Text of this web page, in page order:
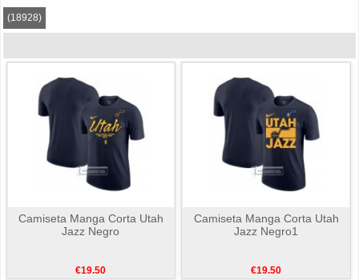
(18928)
Camiseta Manga Corta Utah
Jazz Negro
€19.50
Camiseta Manga Corta Utah
Jazz Negro1
€19.50